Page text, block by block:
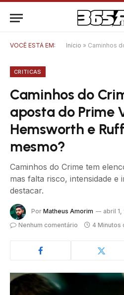
VOCÊ ESTÁ EM: Início » Caminhos do Crime 2026:
CRITICAS
Caminhos do
aposta do Prime
Hemsworth e
mesmo?
Caminhos do Crime tem
mas falta risco, intensidade e
destacar.
Por Matheus Amorim
abril
Nenhum comentário
4 Minutos